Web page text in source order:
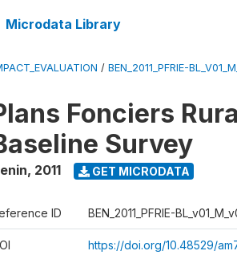
Microdata Library
/ BEN_2011_PFRIE-
Fonciers
Survey
, 2011 GET MICRODATA
ID BEN_2011_PFRIE-
https://doi.org/10.48529/